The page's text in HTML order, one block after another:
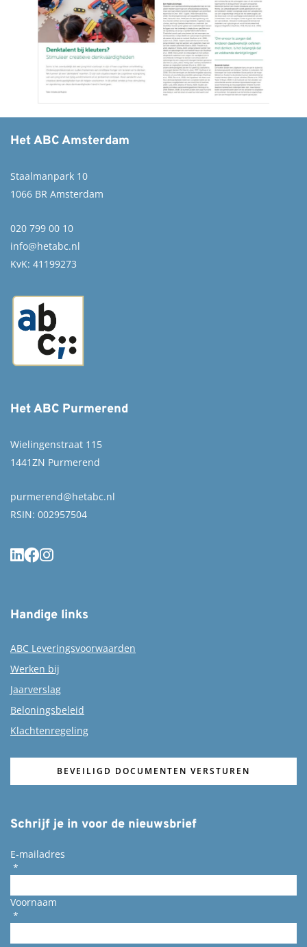
Het ABC Amsterdam
Staalmanpark 10
1066 BR Amsterdam
020 799 00 10
info@hetabc.nl
KvK: 41199273
Het ABC Purmerend
Wielingenstraat 115
1441ZN Purmerend
purmerend@hetabc.nl
RSIN: 002957504
Handige links
ABC Leveringsvoorwaarden
Werken bij
Jaarverslag
Beloningsbeleid
Klachtenregeling
BEVEILIGD DOCUMENTEN VERSTUREN
Schrijf je in voor de nieuwsbrief
E-mailadres
*
Voornaam
*